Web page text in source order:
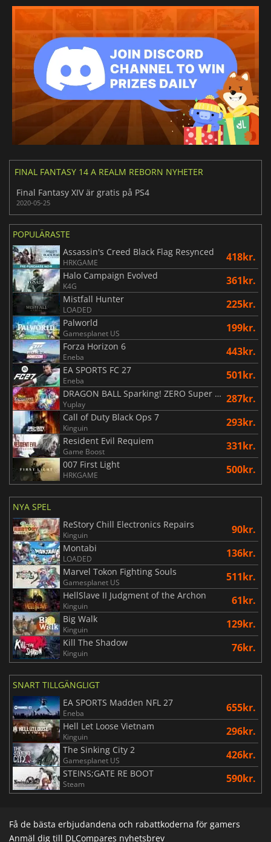
FINAL FANTASY 14 A REALM REBORN NYHETER
Final Fantasy XIV är gratis på PS4
2020-05-25
POPULÄRASTE
Assassin's Creed Black Flag Resynced
HRKGAME 418kr.
Halo Campaign Evolved
K4G 361kr.
Mistfall Hunter
LOADED 225kr.
Palworld
Gamesplanet US 199kr.
Forza Horizon 6
Eneba 443kr.
EA SPORTS FC 27
Eneba 501kr.
DRAGON BALL Sparking! ZERO Super Limit Breaking NEO
Yuplay 287kr.
Call of Duty Black Ops 7
Kinguin 293kr.
Resident Evil Requiem
Game Boost 331kr.
007 First Light
HRKGAME 500kr.
NYA SPEL
ReStory Chill Electronics Repairs
Kinguin 90kr.
Montabi
LOADED 136kr.
Marvel Tokon Fighting Souls
Gamesplanet US 511kr.
HellSlave II Judgment of the Archon
Kinguin 61kr.
Big Walk
Kinguin 129kr.
Kill The Shadow
Kinguin 76kr.
SNART TILLGÄNGLIGT
EA SPORTS Madden NFL 27
Eneba 655kr.
Hell Let Loose Vietnam
Kinguin 296kr.
The Sinking City 2
Gamesplanet US 426kr.
STEINS;GATE RE BOOT
Steam 590kr.
Få de bästa erbjudandena och rabattkoderna för gamers
Anmäl dig till DLCompares nyhetsbrev